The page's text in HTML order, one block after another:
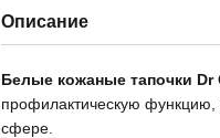
Описание
Белые кожаные тапочки Dr
профилактическую функцию,
сфере.